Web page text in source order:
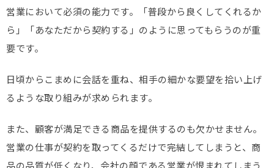
営業において必須の能力です。「普段から良くしてくれるか
ら」「あなただから契約する」のように思ってもらうのが重
要です。
日頃からこまめに会話を重ね、相手の細かな要望を拾い上げ
るような取り組みが求められます。
また、顧客が満足できる商品を提供するのも欠かせません。
営業の仕事が契約を取ってくるだけで完結してしまうと、商
品の品質が低くなり、会社の顔である営業が恨まれてしまう